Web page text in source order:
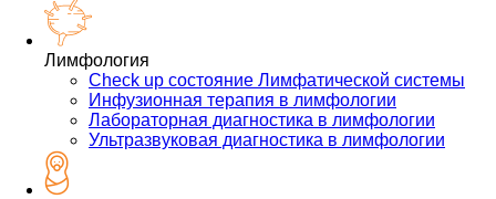
Лимфология
Check up состояние Лимфатической системы
Инфузионная терапия в лимфологии
Лабораторная диагностика в лимфологии
Ультразвуковая диагностика в лимфологии